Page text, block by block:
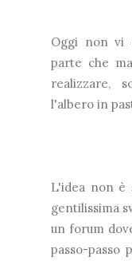
Oggi non vi
parte che
realizzare,
l'albero in
L'idea non è
gentilissima
un forum
passo-